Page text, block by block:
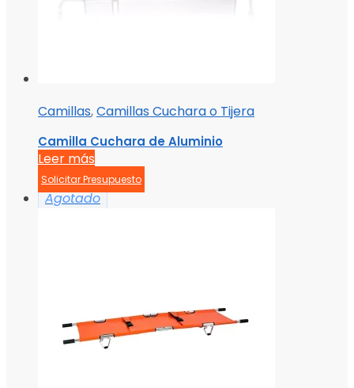
Camillas,Camillas Cuchara o Tijera
Camilla Cuchara de Aluminio
Leer más
Solicitar Presupuesto
Agotado